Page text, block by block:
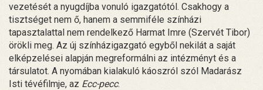
vezetését a nyugdíjba vonuló igazgatótól. Csakhogy a
tisztséget nem ő, hanem a semmiféle színházi
tapasztalattal nem rendelkező Harmat Imre (Szervét Tibor)
örökli meg. Az új színházigazgató egyből nekilát a saját
elképzelései alapján megreformálni az intézményt és a
társulatot. A nyomában kialakuló káoszról szól Madarász
Isti tévéfilmje, az Ecc-pecc.